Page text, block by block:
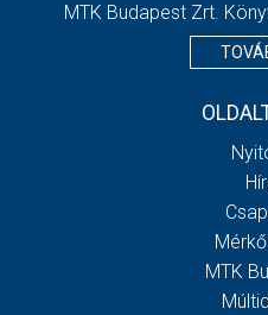
MTK Budapest Zrt.
MTK